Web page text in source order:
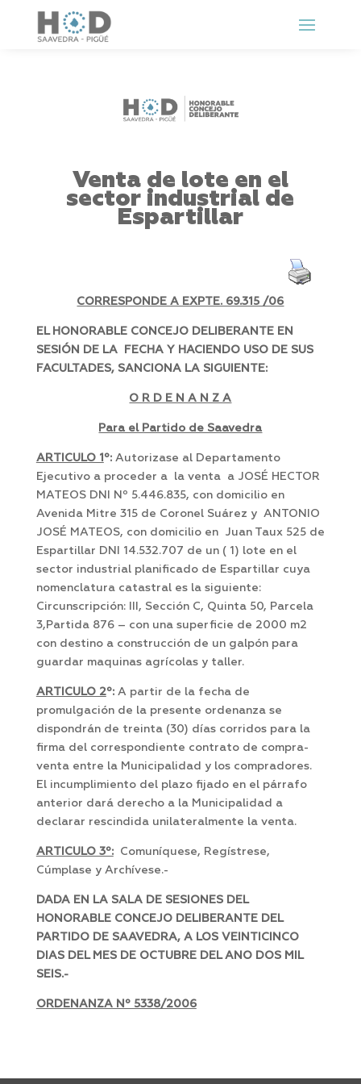
Venta de lote en el
sector industrial de
Espartillar
CORRESPONDE A EXPTE. 69.315 /06
EL HONORABLE CONCEJO DELIBERANTE EN
SESIÓN DE LA FECHA Y HACIENDO USO DE SUS
FACULTADES, SANCIONA LA SIGUIENTE:
O R D E N A N Z A
Para el Partido de Saavedra
ARTICULO 1 º: Autorizase al Departamento
Ejecutivo a proceder a la venta a JOSÉ HECTOR
MATEOS DNI Nº 5.446.835, con domicilio en
Avenida Mitre 315 de Coronel Suárez y ANTONIO
JOSÉ MATEOS, con domicilio en Juan Taux 525 de
Espartillar DNI 14.532.707 de un ( 1) lote en el
sector industrial planificado de Espartillar cuya
nomenclatura catastral es la siguiente:
Circunscripción: III, Sección C, Quinta 50, Parcela
3,Partida 876 – con una superficie de 2000 m2
con destino a construcción de un galpón para
guardar maquinas agrícolas y taller.
ARTICULO 2º: A partir de la fecha de
promulgación de la presente ordenanza se
dispondrán de treinta (30) días corridos para la
firma del correspondiente contrato de compra-
venta entre la Municipalidad y los compradores.
El incumplimiento del plazo fijado en el párrafo
anterior dará derecho a la Municipalidad a
declarar rescindida unilateralmente la venta.
ARTICULO 3º:Comuníquese, Regístrese,
Cúmplase y Archívese.-
DADA EN LA SALA DE SESIONES DEL
HONORABLE CONCEJO DELIBERANTE DEL
PARTIDO DE SAAVEDRA, A LOS VEINTICINCO
DIAS DEL MES DE OCTUBRE DEL ANO DOS MIL
SEIS.-
ORDENANZA Nº 5338/2006